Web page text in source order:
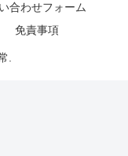
合わせフォーム
免責事項
.